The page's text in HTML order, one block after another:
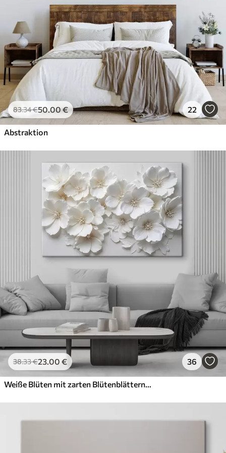
83.34€50.00€ 22
Abstraktion
38.33€23.00 € 36
Weiße Blüten mit zarten Blütenblättern, angeordnet in einem wunderschönen Blumenmuster vor einem hellen Hintergrund